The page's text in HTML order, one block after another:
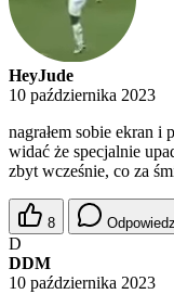
HeyJude
10 października 2023
nagrałem sobie ekran i
widać że specjalnie
zbyt wcześnie, co za
8 Odpowiedz
D
DDM
10 października 2023